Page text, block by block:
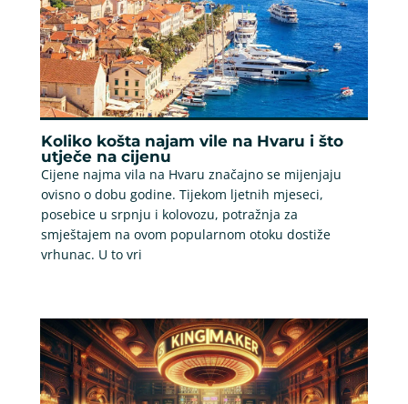
Koliko košta najam vile na Hvaru i što
utječe na cijenu
Cijene najma vila na Hvaru značajno se mijenjaju
ovisno o dobu godine. Tijekom ljetnih mjeseci,
posebice u srpnju i kolovozu, potražnja za
smještajem na ovom popularnom otoku dostiže
vrhunac. U to vri